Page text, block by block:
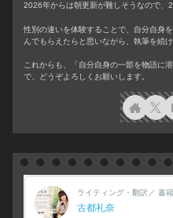
2026年からは朝更新が難しそうなので、
性別の違いを体験することで、自分自身
んでもらえたらと思いながら、執筆を続け
これからも、「自分自身の一部を物語に
で、どうぞよろしくお願いします。